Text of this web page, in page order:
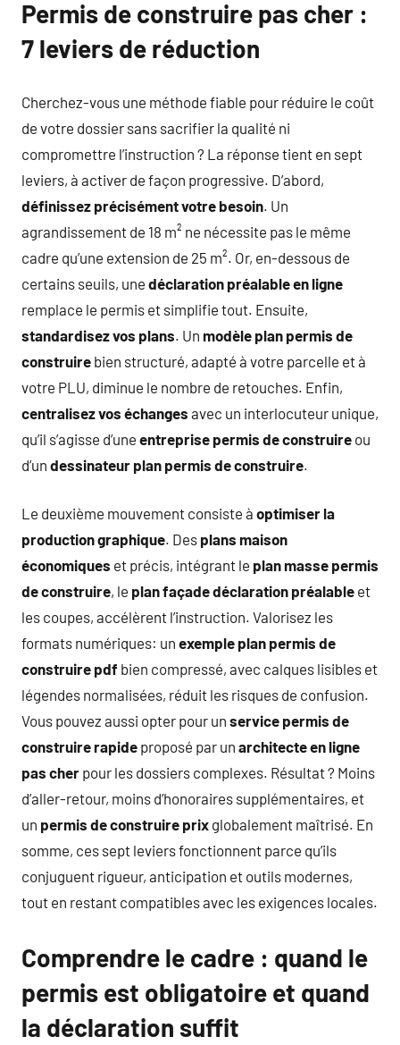
Permis de construire pas cher :
7 leviers de réduction
Cherchez-vous une méthode fiable pour réduire le coût
de votre dossier sans sacrifier la qualité ni
compromettre l’instruction ? La réponse tient en sept
leviers, à activer de façon progressive. D’abord,
définissez précisément votre besoin. Un
agrandissement de 18 m² ne nécessite pas le même
cadre qu’une extension de 25 m². Or, en-dessous de
certains seuils, une déclaration préalable en ligne
remplace le permis et simplifie tout. Ensuite,
standardisez vos plans. Un modèle plan permis de
construire bien structuré, adapté à votre parcelle et à
votre PLU, diminue le nombre de retouches. Enfin,
centralisez vos échanges avec un interlocuteur unique,
qu’il s’agisse d’une entreprise permis de construire ou
d’un dessinateur plan permis de construire.
Le deuxième mouvement consiste à optimiser la
production graphique. Des plans maison
économiques et précis, intégrant le plan masse permis
de construire, le plan façade déclaration préalable et
les coupes, accélèrent l’instruction. Valorisez les
formats numériques: un exemple plan permis de
construire pdf bien compressé, avec calques lisibles et
légendes normalisées, réduit les risques de confusion.
Vous pouvez aussi opter pour un service permis de
construire rapide proposé par un architecte en ligne
pas cher pour les dossiers complexes. Résultat ? Moins
d’aller-retour, moins d’honoraires supplémentaires, et
un permis de construire prix globalement maîtrisé. En
somme, ces sept leviers fonctionnent parce qu’ils
conjuguent rigueur, anticipation et outils modernes,
tout en restant compatibles avec les exigences locales.
Comprendre le cadre : quand le
permis est obligatoire et quand
la déclaration suffit